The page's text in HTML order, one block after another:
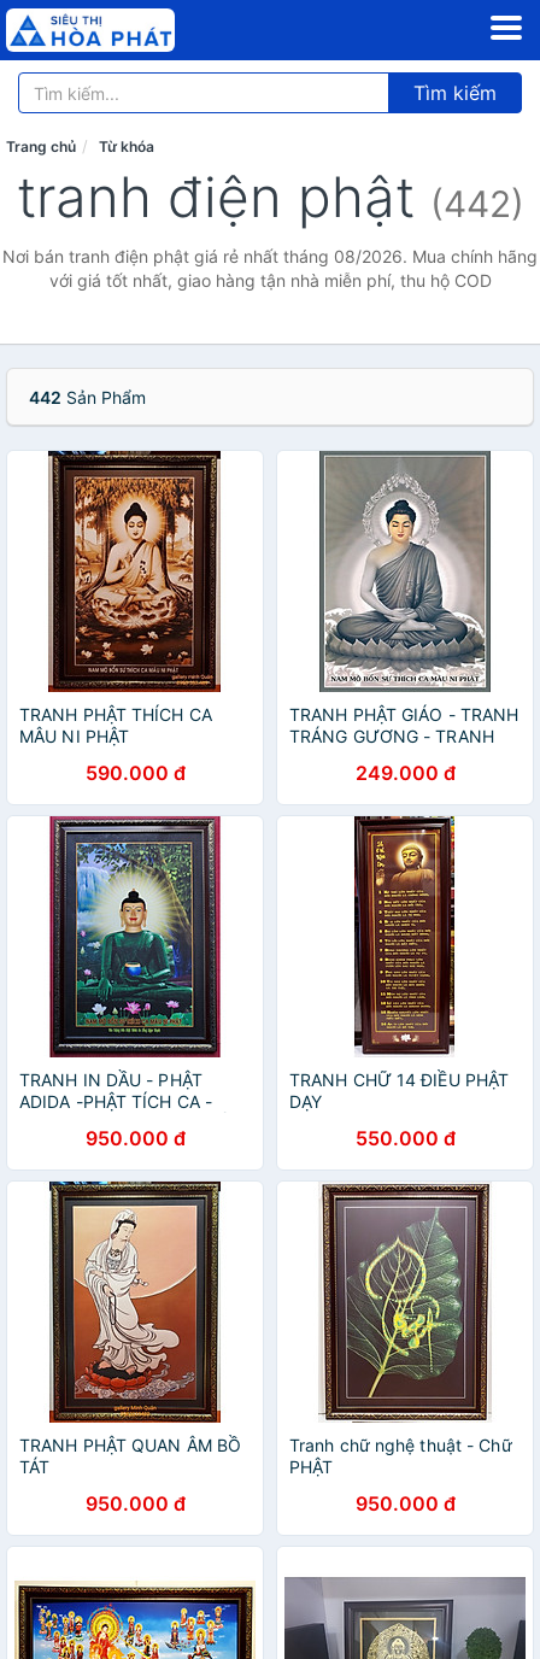
Tìm kiếm
Trang chủ Từ khóa
tranh điện phật (442)
Nơi bán tranh điện phật giá rẻ nhất tháng 08/2026. Mua chính hãng
với giá tốt nhất, giao hàng tận nhà miễn phí, thu hộ COD
442 Sản Phẩm
TRANH PHẬT THÍCH CA
MÂU NI PHẬT
590.000 đ
TRANH PHẬT GIÁO - TRANH
TRÁNG GƯƠNG - TRANH
CA(TẶNG KÈM ĐINH 3
CHÂN)
249.000 đ
TRANH IN DẦU - PHẬT
ADIDA -PHẬT TÍCH CA -
TÁT (Khổ 70*100CM)
950.000 đ
TRANH CHỮ 14 ĐIỀU PHẬT
DẠY
550.000 đ
TRANH PHẬT QUAN ÂM BỒ
TÁT
950.000 đ
Tranh chữ nghệ thuật - Chữ
PHẬT
950.000 đ